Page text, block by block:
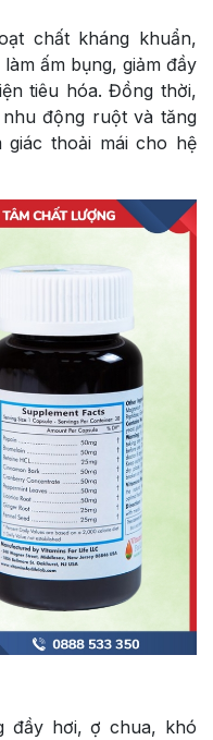
chất kháng khuẩn,
ấm bụng, giảm đầy
tiêu hóa. Đồng thời,
động ruột và tăng
giác thoải mái cho hệ
đầy hơi, ợ chua, khó